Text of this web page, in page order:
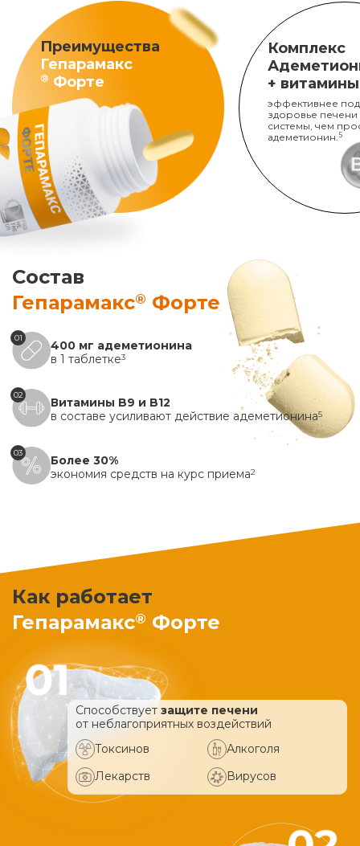
Преимущества
Гепарамакс
® Форте
Комплекс
+
эффективнее
здоровье печени
системы, чем
адеметионин. 5
Состав
Гепарамакс® Форте
01
400 мг адеметионина
в 1 таблетке3
02
Витамины B9 и B12
в составе усиливают действие адеметионина5
03
Более 30%
экономия средств на курс приема2
Как работает
Гепарамакс® Форте
Способствует защите печени
от неблагоприятных воздействий
Токсинов
Алкоголя
Лекарств
Вирусов